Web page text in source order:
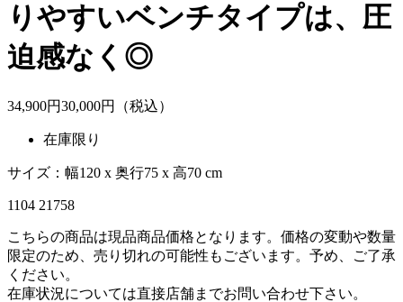
りやすいベンチタイプは、圧
迫感なく◎
34,900円30,000円（税込）
在庫限り
サイズ：幅120 x 奥行75 x 高70 cm
1104 21758
こちらの商品は現品商品価格となります。価格の変動や数量
限定のため、売り切れの可能性もございます。予め、ご了承
ください。
在庫状況については直接店舗までお問い合わせ下さい。